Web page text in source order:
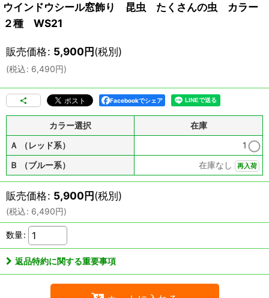
ウインドウシール窓飾り 昆虫 たくさんの虫 カラー
２種 WS21
販売価格: 5,900円(税別)
(税込: 6,490円)
Facebookでシェア
カラー選択
在庫
Ａ （レッド系）
1
Ｂ （ブルー系）
在庫なし 再入荷
販売価格: 5,900円(税別)
(税込: 6,490円)
数量:
返品特約に関する重要事項